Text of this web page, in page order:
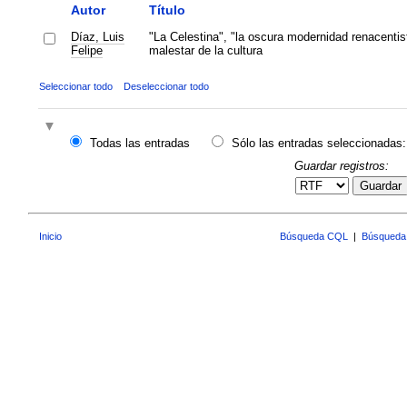
Autor Título
Díaz, Luis
Felipe
"La Celestina", "la oscura modernidad
malestar de la cultura
Seleccionar todo Deseleccionar todo
Todas las entradas
Sólo las entradas seleccionadas:
Guardar registros:
Guardar
Inicio Búsqueda CQL